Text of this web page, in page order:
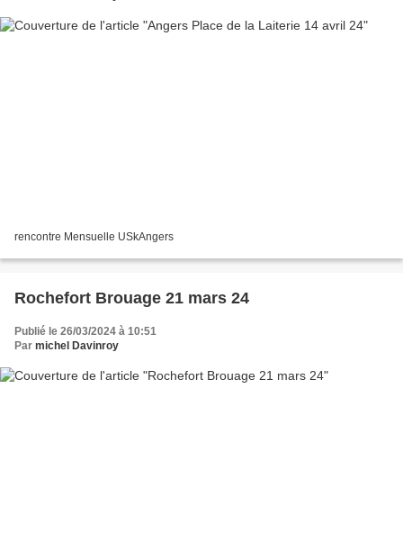
rencontre Mensuelle USkAngers
Rochefort Brouage 21 mars 24
Publié le 26/03/2024 à 10:51
Par michel Davinroy